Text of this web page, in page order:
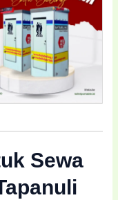
Sewa